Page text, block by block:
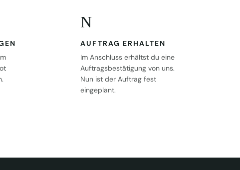
N
AUFTRAG ERHALTEN
Im Anschluss erhältst du eine
Auftragsbestätigung von uns.
Nun ist der Auftrag fest
eingeplant.